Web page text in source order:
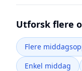
Utforsk flere
Flere
Enkel middag